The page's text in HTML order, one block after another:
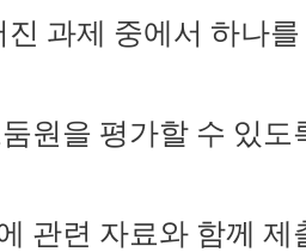
진 과제 중에서 하나
원을 평가할 수 있
관련 자료와 함께 제